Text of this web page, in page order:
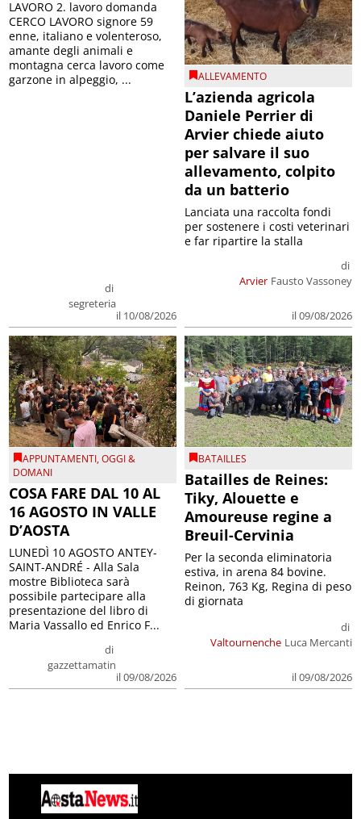
di
segreteria
il 10/08/2026
LAVORO 2. lavoro domanda
CERCO LAVORO signore 59
enne, italiano e volenteroso,
amante degli animali e
montagna cerca lavoro come
garzone in alpeggio, ...
ALLEVAMENTO
L’azienda agricola
Daniele Perrier di
Arvier chiede aiuto
per salvare il suo
allevamento, colpito
da un batterio
Arvier
di
Fausto Vassoney
il 09/08/2026
Lanciata una raccolta fondi
per sostenere i costi veterinari
e far ripartire la stalla
APPUNTAMENTI,OGGI &
DOMANI
COSA FARE DAL 10 AL
16 AGOSTO IN VALLE
D’AOSTA
di
gazzettamatin
il 09/08/2026
LUNEDÌ 10 AGOSTO ANTEY-
SAINT-ANDRÉ - Alla Sala
mostre Biblioteca sarà
possibile partecipare alla
presentazione del libro di
Maria Vassallo ed Enrico F...
BATAILLES
Batailles de Reines:
Tiky, Alouette e
Amoureuse regine a
Breuil-Cervinia
Valtournenche
di
Luca Mercanti
il 09/08/2026
Per la seconda eliminatoria
estiva, in arena 84 bovine.
Reinon, 763 Kg, Regina di peso
di giornata